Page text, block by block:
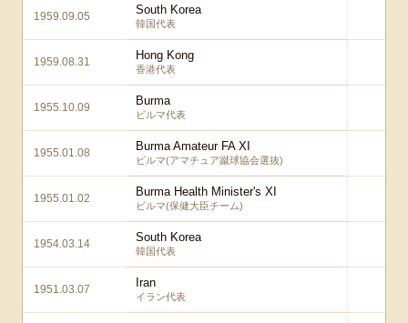
1959.09.05 South Korea
韓国代表
1959.08.31 Hong Kong
香港代表
1955.10.09 Burma
ビルマ代表
1955.01.08 Burma Amateur FA XI
ビルマ(アマチュア蹴球協会選抜)
1955.01.02 Burma Health Minister's XI
ビルマ(保健大臣チーム)
1954.03.14 South Korea
韓国代表
1951.03.07 Iran
イラン代表